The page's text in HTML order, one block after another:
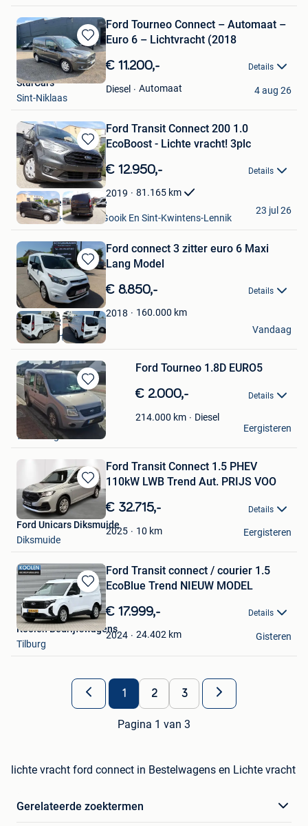
Bewaren
in
Mijn
Favorieten
Ford Tourneo Connect – Automaat –
Euro 6 – Lichtvracht (2018
€ 11.200,- Details
Diesel Automaat
StarCars
Sint-Niklaas
4 aug 26
Bewaren
in
Mijn
Favorieten
Ford Transit Connect 200 1.0
EcoBoost - Lichte vracht! 3plc
€ 12.950,- Details
2019 81.165 km
Garage Jean-Claude
Roosdaal+Deel Van Gooik En Sint-Kwintens-Lennik
23 jul 26
Bewaren
in
Mijn
Favorieten
Ford connect 3 zitter euro 6 Maxi
Lang Model
€ 8.850,- Details
2018 160.000 km
GUNTHER
Bekkevoort
Vandaag
Bewaren
in
Mijn
Favorieten
F​ord Tourneo 1.8D EURO5
€ 2.000,- Details
214.000 km Diesel
Antwerpen
Wommelgem
Eergisteren
Bewaren
in
Favorieten
Ford Transit Connect 1.5 PHEV
110kW LWB Trend Aut. PRIJS VOO
€ 32.715,- Details
2025 10 km
Ford Unicars Diksmuide
Diksmuide
Eergisteren
Bewaren
Mijn
Favorieten
Ford Transit connect / courier 1.5
EcoBlue Trend NIEUW MODEL
€ 17.999,- Details
2024 24.402 km
Koolen Bedrijfswagens
Tilburg
Gisteren
1 2 3
Pagina 1 van 3
lichte vracht ford connect in Bestelwagens en Lichte vracht
Gerelateerde zoektermen